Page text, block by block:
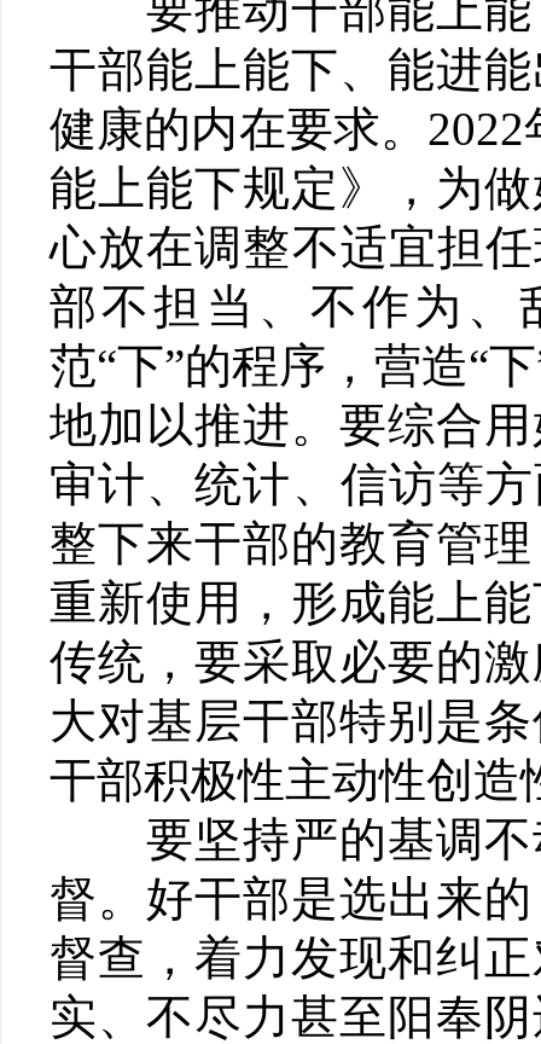
干部能上能下、能进
健康的内在要求。
能上能下规定》，为
心放在调整不适宜担
部不担当、不作为、
范“下”的程序，营造“
地加以推进。要综合
审计、统计、信访等
整下来干部的教育管
重新使用，形成能上
传统，要采取必要的
大对基层干部特别是
干部积极性主动性创造
要坚持严的基调不
督。好干部是选出来
督查，着力发现和纠
实、不尽力甚至阳奉